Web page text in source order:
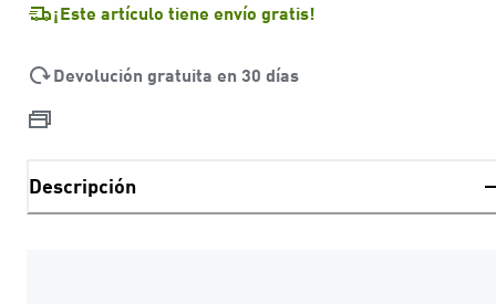
¡Este artículo tiene envío gratis!
Devolución gratuita en 30 días
Descripción